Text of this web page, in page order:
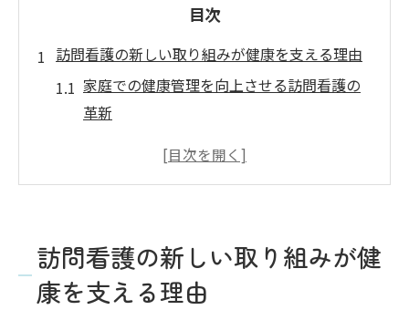
目次
訪問看護の新しい取り組みが健康を支える理由
家庭での健康管理を向上させる訪問看護の
革新
訪問看護におけるパーソナライズドケアの
進効果
訪問看護の取り組みと健康維持のための戦
訪問看護の新しい取り組みが健
康を支える理由